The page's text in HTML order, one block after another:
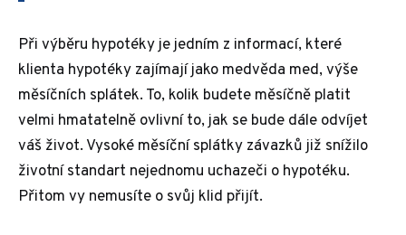
Při výběru hypotéky je jedním z informací, které
klienta hypotéky zajímají jako medvěda med, výše
měsíčních splátek. To, kolik budete měsíčně platit
velmi hmatatelně ovlivní to, jak se bude dále odvíjet
váš život. Vysoké měsíční splátky závazků již snížilo
životní standart nejednomu uchazeči o hypotéku.
Přitom vy nemusíte o svůj klid přijít.